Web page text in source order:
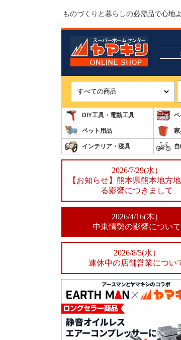
ものづくりと暮らしの必需品で心地
DIY工具・電動工具
ペット用品
インテリア・寝具
2026/7/29(水）
【お知らせ】熊本県熊本地方
る影響につきまして
2026/4/16(木）
中東情勢の影響について
2026/8/5(水）
連休中の店舗営業につい